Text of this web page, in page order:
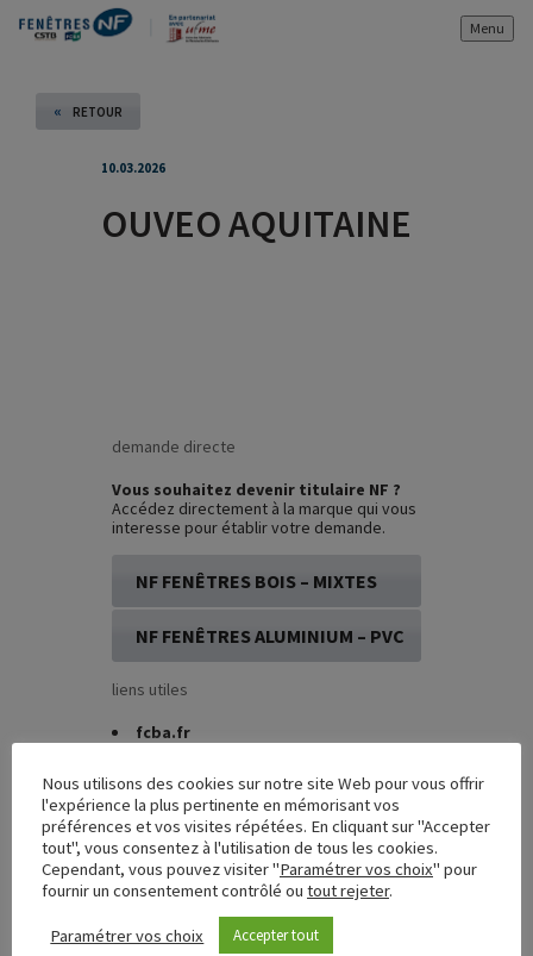
Menu
« RETOUR
10.03.2026
OUVEO AQUITAINE
demande directe
Vous souhaitez devenir titulaire NF ?
Accédez directement à la marque qui vous
interesse pour établir votre demande.
NF FENÊTRES BOIS – MIXTES
NF FENÊTRES ALUMINIUM – PVC
liens utiles
fcba.fr
UFME(Union des Fabricants de
Menuiseries Extérieures)
marque-nf.com
FCBA Formations
CSTB Formations
anah.gouv.fr
afocert.fr
Ministère du Logement, de l’Egalité
Nous utilisons des cookies sur notre site Web pour vous offrir
l'expérience la plus pertinente en mémorisant vos
préférences et vos visites répétées. En cliquant sur "Accepter
tout", vous consentez à l'utilisation de tous les cookies.
Cependant, vous pouvez visiter "Paramétrer vos choix" pour
fournir un consentement contrôlé ou tout rejeter.
Paramétrer vos choix Accepter tout